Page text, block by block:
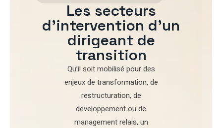
Les secteurs
d'intervention d'un
dirigeant de
transition
Qu’il soit mobilisé pourdes
enjeux de transformation, de
restructuration, de
développementou de
management relais, un